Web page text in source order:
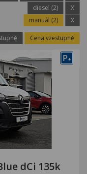
diesel (2)
X
manuál (2)
X
Cena vzestupně
P+
dCi 135k